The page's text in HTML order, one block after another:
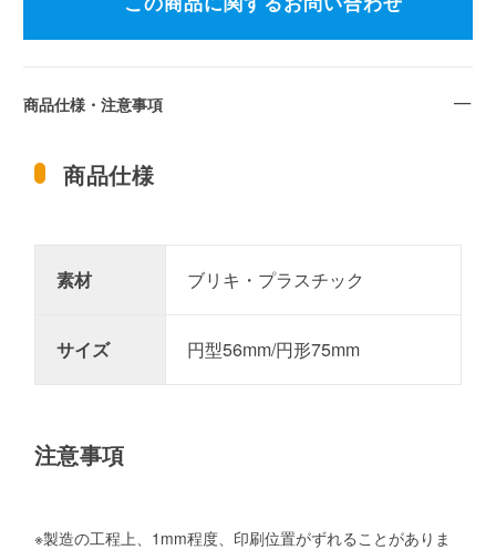
商品仕様・注意事項
商品仕様
素材 ブリキ・プラスチック
サイズ 円型56mm/円形75mm
注意事項
※製造の工程上、1mm程度、印刷位置がずれることがありま